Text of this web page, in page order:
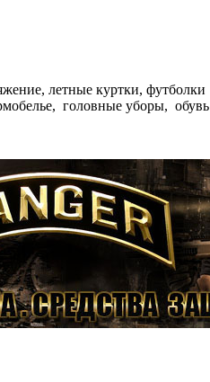
летные куртки, футболки
головные уборы, обувь